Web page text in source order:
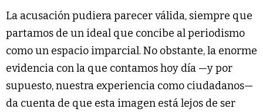
La acusación pudiera parecer válida, siempre que
partamos de un ideal que concibe al periodismo
como un espacio imparcial. No obstante, la enorme
evidencia con la que contamos hoy día —y por
supuesto, nuestra experiencia como ciudadanos—
da cuenta de que esta imagen está lejos de ser